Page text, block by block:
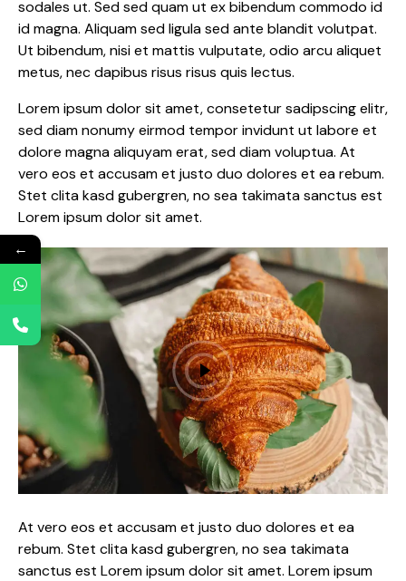
sodales ut. Sed sed quam ut ex bibendum commodo id
id magna. Aliquam sed ligula sed ante blandit volutpat.
Ut bibendum, nisi et mattis vulputate, odio arcu aliquet
metus, nec dapibus risus risus quis lectus.
Lorem ipsum dolor sit amet, consetetur sadipscing elitr,
sed diam nonumy eirmod tempor invidunt ut labore et
dolore magna aliquyam erat, sed diam voluptua. At
vero eos et accusam et justo duo dolores et ea rebum.
Stet clita kasd gubergren, no sea takimata sanctus est
Lorem ipsum dolor sit amet.
At vero eos et accusam et justo duo dolores et ea
rebum. Stet clita kasd gubergren, no sea takimata
sanctus est Lorem ipsum dolor sit amet. Lorem ipsum
←